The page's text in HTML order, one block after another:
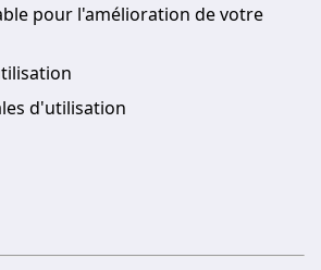
pour l'amélioration de votre
d'utilisation